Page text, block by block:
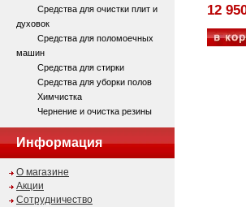
Средства для очистки плит и
духовок
Средства для поломоечных
машин
Средства для стирки
Средства для уборки полов
Химчистка
Чернение и очистка резины
Информация
О магазине
Акции
Сотрудничество
12